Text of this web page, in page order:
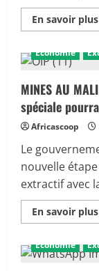
En savoir plus
Économie
MINES AU
spéciale
Africascoop
Le
nouvelle
extractif avec
En savoir plus
Économie